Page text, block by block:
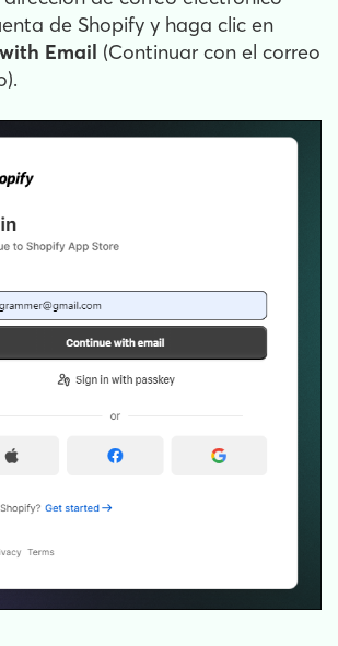
de Shopify y haga clic en
Email (Continuar con el correo